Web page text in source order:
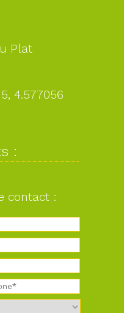
Plat
4.577056
:
contact :